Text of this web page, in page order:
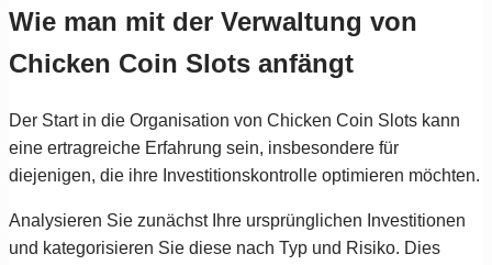
Wie man mit der Verwaltung von
Chicken Coin Slots anfängt
Der Start in die Organisation von Chicken Coin Slots kann
eine ertragreiche Erfahrung sein, insbesondere für
diejenigen, die ihre Investitionskontrolle optimieren möchten.
Analysieren Sie zunächst Ihre ursprünglichen Investitionen
und kategorisieren Sie diese nach Typ und Risiko. Dies